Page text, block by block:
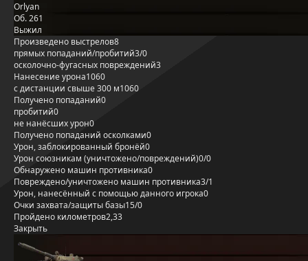
Orlyan
Об. 261
Выжил
Произведено выстрелов8
прямых попаданий/пробитий3/0
осколочно-фугасных повреждений3
Нанесение урона1060
с дистанции свыше 300 м1060
Получено попаданий0
пробитий0
не нанёсших урон0
Получено попаданий осколками0
Урон, заблокированный бронёй0
Урон союзникам (уничтожено/повреждений)0/0
Обнаружено машин противника0
Повреждено/уничтожено машин противника3/1
Урон, нанесённый с помощью данного игрока0
Очки захвата/защиты базы15/0
Пройдено километров2,33
Закрыть